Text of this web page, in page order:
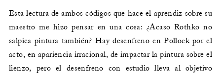
Esta lectura de ambos códigos que hace el aprendiz sobre su
maestro me hizo pensar en una cosa: ¿Acaso Rothko no
salpica pintura también? Hay desenfreno en Pollock por el
acto, en apariencia irracional, de impactar la pintura sobre el
lienzo, pero el desenfreno con estudio lleva al objetivo